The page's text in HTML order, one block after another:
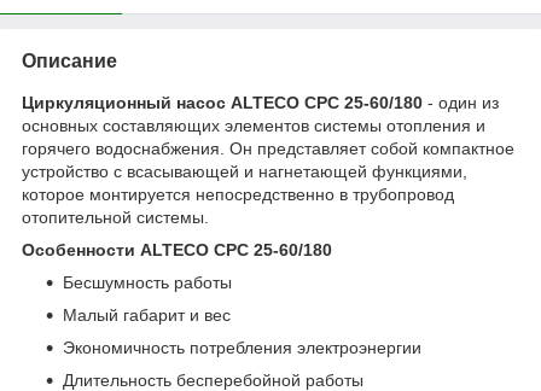
Описание
Циркуляционный насос ALTECO CPC 25-60/180 - один из
основных составляющих элементов системы отопления и
горячего водоснабжения. Он представляет собой компактное
устройство с всасывающей и нагнетающей функциями,
которое монтируется непосредственно в трубопровод
отопительной системы.
Особенности ALTECO CPC 25-60/180
Бесшумность работы
Малый габарит и вес
Экономичность потребления электроэнергии
Длительность бесперебойной работы